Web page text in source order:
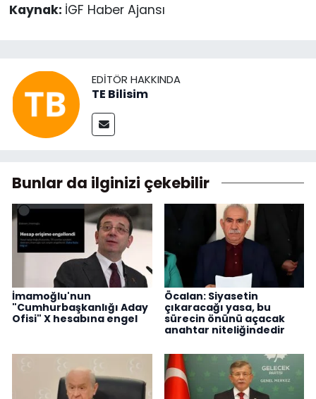
Kaynak: İGF Haber Ajansı
EDITÖR HAKKINDA
TE Bilisim
Bunlar da ilginizi çekebilir
İmamoğlu'nun
"Cumhurbaşkanlığı Aday
Ofisi" X hesabına engel
Öcalan: Siyasetin
çıkaracağı yasa, bu
sürecin önünü açacak
anahtar niteliğindedir